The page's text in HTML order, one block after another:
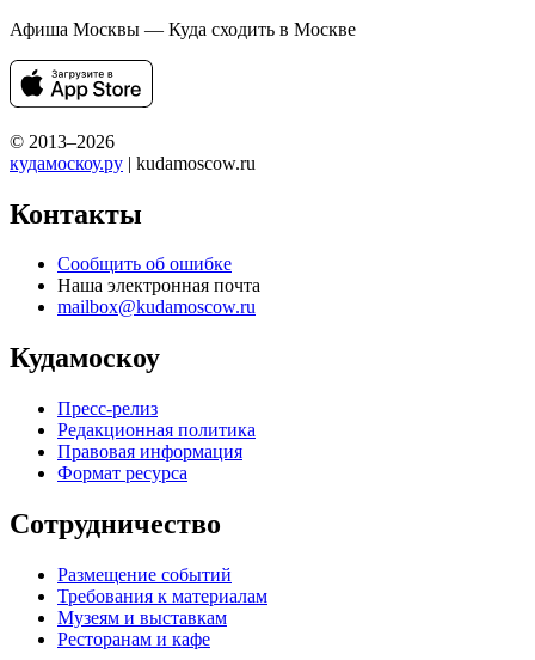
Афиша Москвы — Куда сходить в Москве
© 2013–2026
кудамоскоу.ру | kudamoscow.ru
Контакты
Сообщить об ошибке
Наша электронная почта
mailbox@kudamoscow.ru
Кудамоскоу
Пресс-релиз
Редакционная политика
Правовая информация
Формат ресурса
Сотрудничество
Размещение событий
Требования к материалам
Музеям и выставкам
Ресторанам и кафе